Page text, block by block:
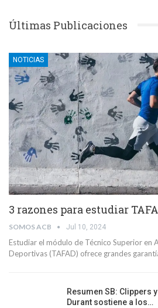
Últimas Publicaciones
NOTICIAS
3 razones para estudiar
SOMOS ACB Jul 10, 2024
Estudiar el módulo de Técnico Superior en
Deportivas (TAFAD) ofrece grandes
Resumen SB: Clippers
Durant sostiene a los…